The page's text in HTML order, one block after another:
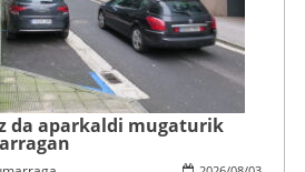
da aparkaldi mugaturik